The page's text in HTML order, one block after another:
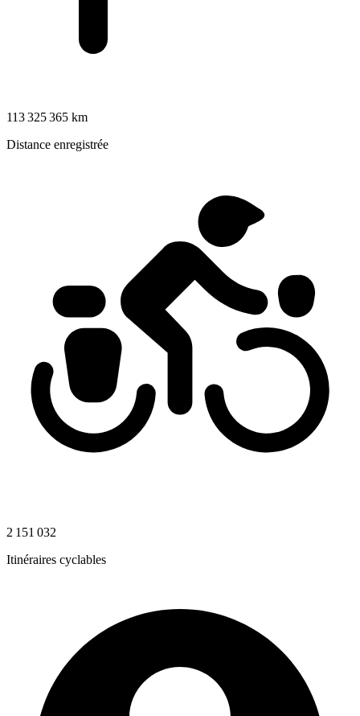
113 325 365 km
Distance enregistrée
2 151 032
Itinéraires cyclables